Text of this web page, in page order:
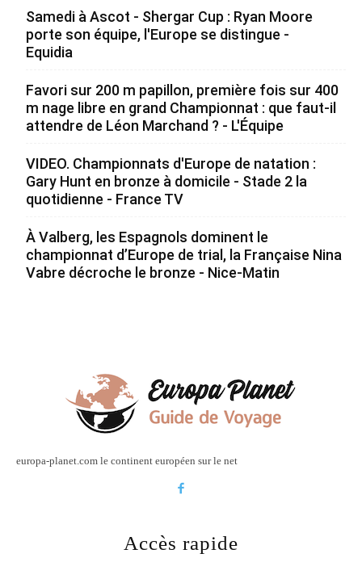
Samedi à Ascot - Shergar Cup : Ryan Moore
porte son équipe, l'Europe se distingue -
Equidia
Favori sur 200 m papillon, première fois sur 400
m nage libre en grand Championnat : que faut-il
attendre de Léon Marchand ? - L'Équipe
VIDEO. Championnats d'Europe de natation :
Gary Hunt en bronze à domicile - Stade 2 la
quotidienne - France TV
À Valberg, les Espagnols dominent le
championnat d’Europe de trial, la Française Nina
Vabre décroche le bronze - Nice-Matin
europa-planet.com le continent européen sur le net
Accès rapide